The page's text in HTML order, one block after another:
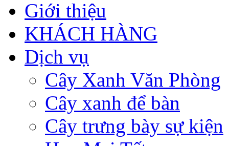
Giới thiệu
KHÁCH HÀNG
Dịch vụ
Cây Xanh Văn Phòng
Cây xanh để bàn
Cây trưng bày sự kiện